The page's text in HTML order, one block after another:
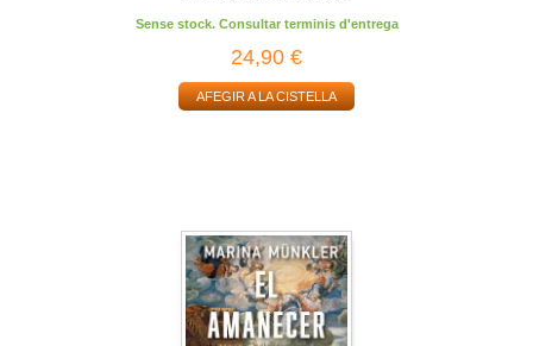
Sense stock. Consultar terminis d'entrega
24,90 €
AFEGIR A LA CISTELLA